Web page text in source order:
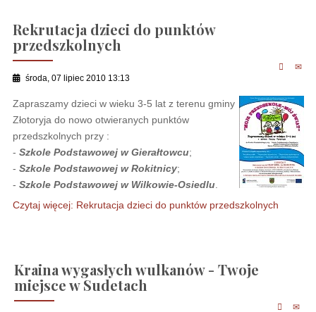
Rekrutacja dzieci do punktów
przedszkolnych
środa, 07 lipiec 2010 13:13
Zapraszamy dzieci w wieku 3-5 lat z terenu gminy
Złotoryja do nowo otwieranych punktów
przedszkolnych przy :
- Szkole Podstawowej w Gierałtowcu;
- Szkole Podstawowej w Rokitnicy;
- Szkole Podstawowej w Wilkowie-Osiedlu.
Czytaj więcej: Rekrutacja dzieci do punktów przedszkolnych
Kraina wygasłych wulkanów - Twoje
miejsce w Sudetach